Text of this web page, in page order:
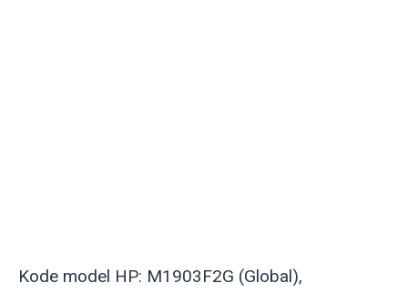
Kode model HP: M1903F2G (Global),